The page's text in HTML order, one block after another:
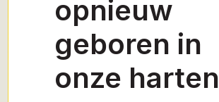
opnieuw
geboren in
onze harten